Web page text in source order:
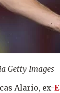
Getty Images
Alario, ex-